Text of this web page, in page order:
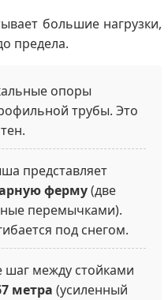
большие нагрузки,
предела.
опоры
трубы. Это
представляет
ферму(две
перемычками).
под снегом.
шаг между стойками
метра (усиленный